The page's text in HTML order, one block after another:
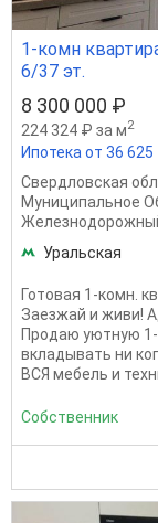
1-комн
6/37 эт.
8 300 000 ₽
224 324 ₽ за м2
Ипотека от 36
Свердловская
Муниципальное
Уральская
Готовая 1-комн.
Заезжай и живи!
Продаю уютную 1-
вкладывать ни
ВСЯ мебель и
Собственник